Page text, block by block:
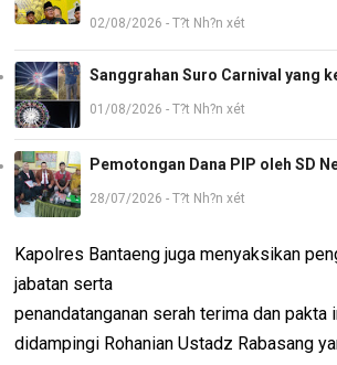
02/08/2026 - T?t Nh?n xét
Sanggrahan Suro Carnival yang
01/08/2026 - T?t Nh?n xét
Pemotongan Dana PIP oleh SD
28/07/2026 - T?t Nh?n xét
Kapolres Bantaeng juga menyaksikan
jabatan serta
penandatanganan serah terima dan pakta
didampingi Rohanian Ustadz Rabasang